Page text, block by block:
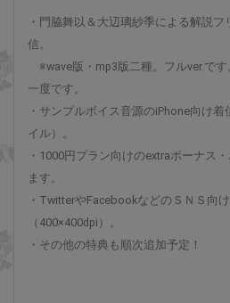
・門脇舞以＆大辺璃紗季による解説
信。
※wave版・mp3版二種。フルver.で
一度です。
・サンプルボイス音源のiPhone向け
イル）。
・1000円プラン向けのextraボーナス
ます。
・TwitterやFacebookなどのＳＮＳ向
（400×400dpi）。
・その他の特典も順次追加予定！